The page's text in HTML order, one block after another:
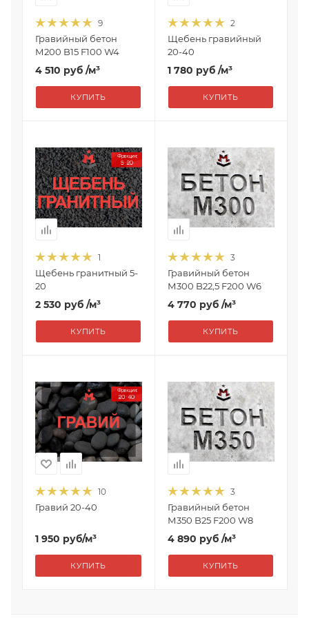
9
Гравийный бетон
М200 B15 F100 W4
4 510 руб /м³
КУПИТЬ
2
Щебень гравийный
20-40
1 780 руб /м³
КУПИТЬ
1
Щебень гранитный 5-
20
2 530 руб /м³
КУПИТЬ
3
Гравийный бетон
М300 B22,5 F200 W6
4 770 руб /м³
КУПИТЬ
10
Гравий 20-40
1 950 руб/м³
КУПИТЬ
3
Гравийный бетон
М350 B25 F200 W8
4 890 руб /м³
КУПИТЬ